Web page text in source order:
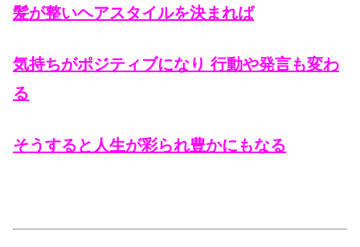
髪が整いヘアスタイルを決まれば
気持ちがポジティブになり 行動や発言も変わ
る
そうすると人生が彩られ豊かにもなる